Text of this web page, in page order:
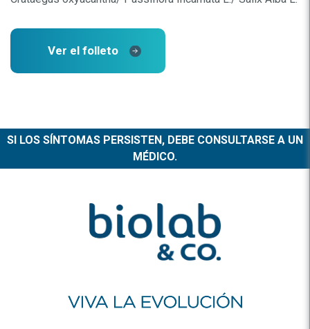
Ver el folleto
SI LOS SÍNTOMAS PERSISTEN, DEBE CONSULTARSE A UN
MÉDICO.